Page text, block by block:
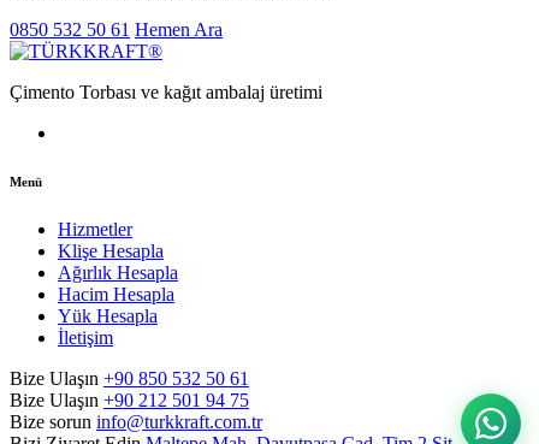
0850 532 50 61 Hemen Ara
Çimento Torbası ve kağıt ambalaj üretimi
Menü
Hizmetler
Klişe Hesapla
Ağırlık Hesapla
Hacim Hesapla
Yük Hesapla
İletişim
Bize Ulaşın +90 850 532 50 61
Bize Ulaşın +90 212 501 94 75
Bize sorun info@turkkraft.com.tr